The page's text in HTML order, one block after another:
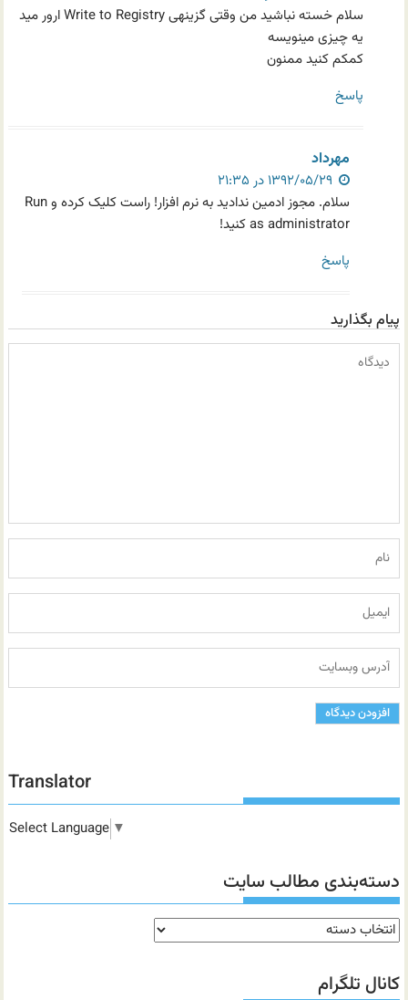
سلام خسته نباشید من وقتی گزینهی Write to Registry ارور مید
یه چیزی مینویسه
کمکم کنید ممنون
پاسخ
مهرداد
سلام. مجوز ادمین ندادید به نرم افزار! راست کلیک کرده و Run
as administrator کنید!
پاسخ
پیام بگذارید
Translator
Select Language ▼
دسته‌بندی مطالب سایت
دسته‌بندی
مطالب
سایت
کانال تلگرام